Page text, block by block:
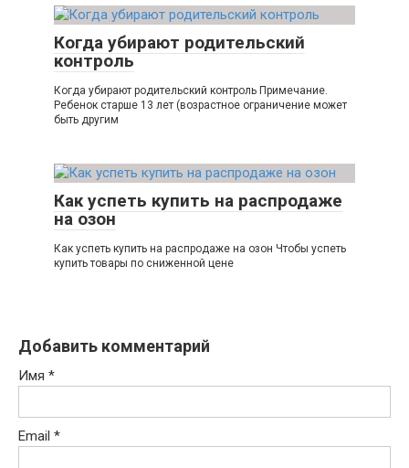
Когда убирают родительский
контроль
Когда убирают родительский контроль Примечание.
Ребенок старше 13 лет (возрастное ограничение может
быть другим
Как успеть купить на распродаже
на озон
Как успеть купить на распродаже на озон Чтобы успеть
купить товары по сниженной цене
Добавить комментарий
Имя *
Email *